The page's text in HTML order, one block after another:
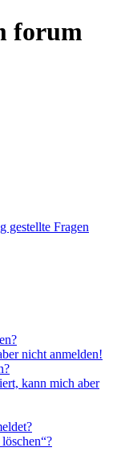
forum
gestellte Fragen
nicht anmelden!
kann mich aber